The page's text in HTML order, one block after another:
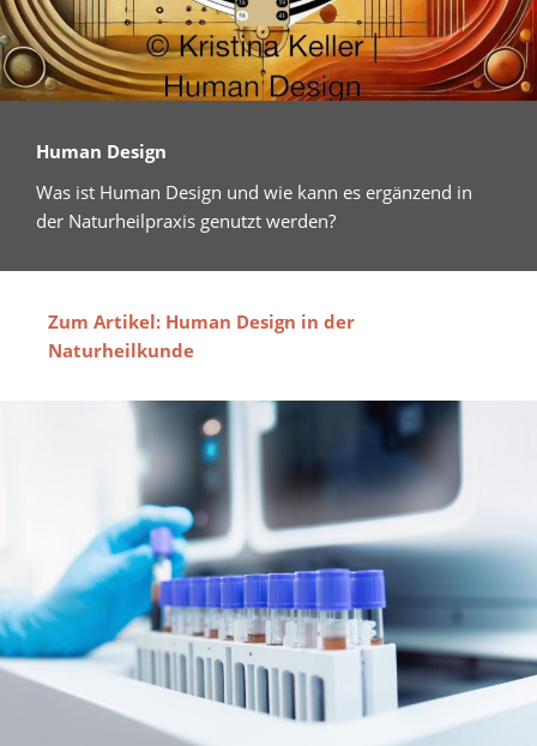
Human Design
Was ist Human Design und wie kann es ergänzend in
der Naturheilpraxis genutzt werden?
Zum Artikel: Human Design in der
Naturheilkunde